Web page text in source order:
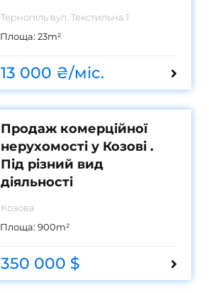
Тернопіль вул. Текстильна 1
Площа: 23m²
13 000 ₴/міс.
Продаж комерційної
нерухомості у Козові .
Під різний вид
діяльності
Козова
Площа: 900m²
350 000 $